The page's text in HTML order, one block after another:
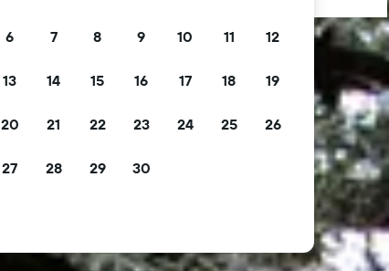
6 7 8 9 10 11 12
13 14 15 16 17 18 19
20 21 22 23 24 25 26
27 28 29 30